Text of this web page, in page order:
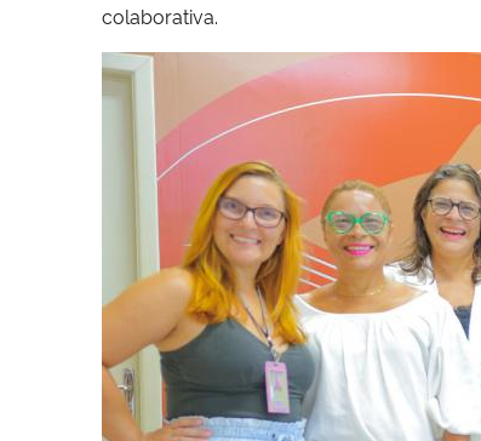
colaborativa.